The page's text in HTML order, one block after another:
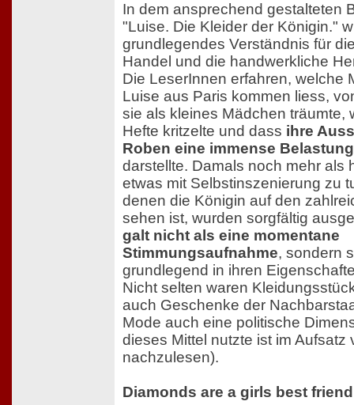
In dem ansprechend gestalteten
"Luise. Die Kleider der Königin."
grundlegendes Verständnis für
Handel und die handwerkliche
Die LeserInnen erfahren, welche
Luise aus Paris kommen liess,
sie als kleines Mädchen träumte,
Hefte kritzelte und dass ihre
Roben eine immense
darstellte. Damals noch mehr als
etwas mit Selbstinszenierung zu
denen die Königin auf den
sehen ist, wurden sorgfältig
galt nicht als eine momentane
Stimmungsaufnahme, sondern
grundlegend in ihren
Nicht selten waren
auch Geschenke der
Mode auch eine politische
dieses Mittel nutzte ist im Aufsatz
nachzulesen).
Diamonds are a girls best friend